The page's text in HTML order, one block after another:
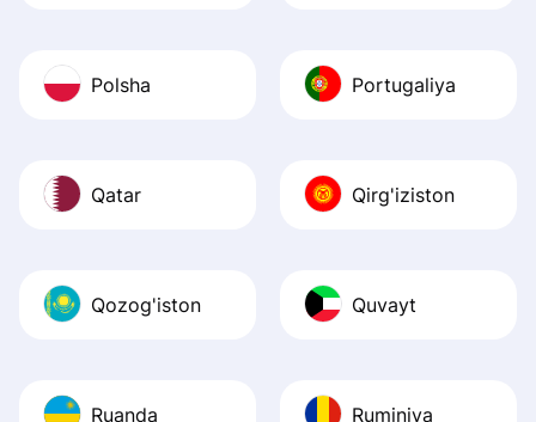
Polsha Portugaliya
Qatar Qirg'iziston
Qozog'iston Quvayt
Ruanda Ruminiya